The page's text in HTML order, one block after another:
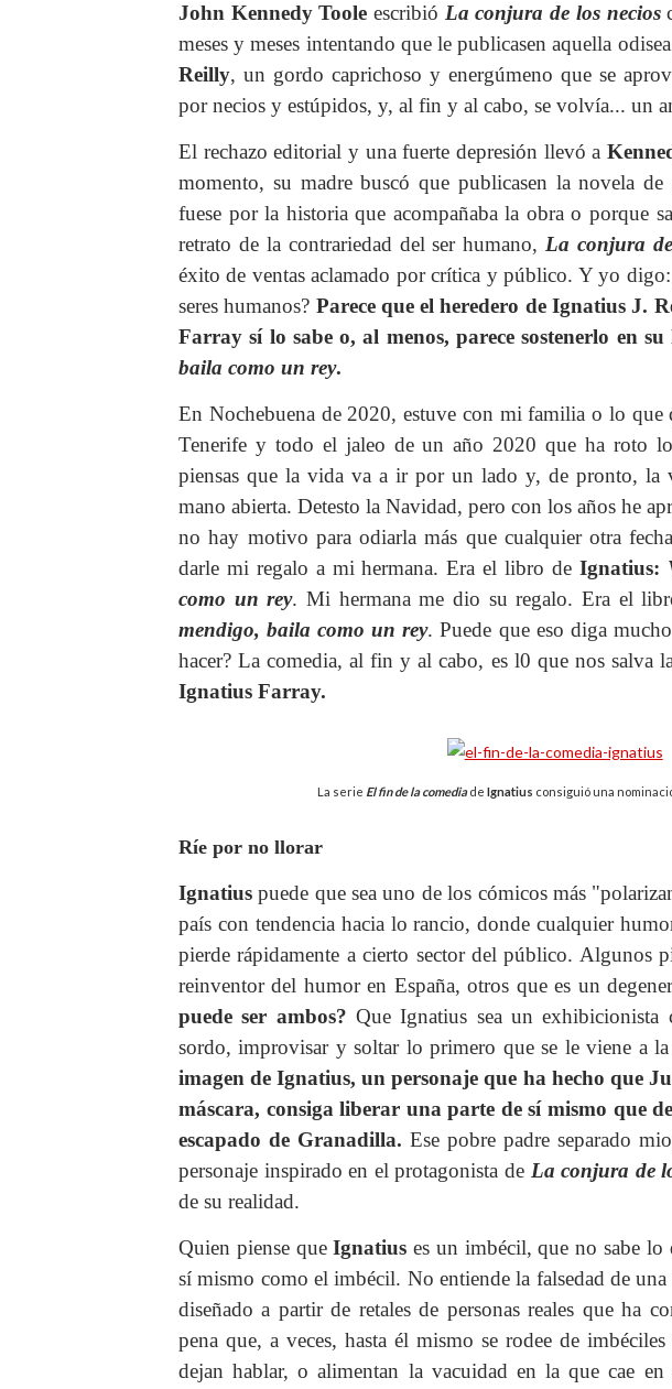
John Kennedy Toole escribió La conjura de los necios
meses y meses intentando que le publicasen aquella
Reilly, un gordo caprichoso y energúmeno que se
por necios y estúpidos, y, al fin y al cabo, se volvía... un
El rechazo editorial y una fuerte depresión llevó a
momento, su madre buscó que publicasen la novela
fuese por la historia que acompañaba la obra o porque
retrato de la contrariedad del ser humano, La conjura
éxito de ventas aclamado por crítica y público. Y yo
seres humanos? Parece que el heredero de Ignatius J.
Farray sí lo sabe o, al menos, parece sostenerlo en
baila como un rey.
En Nochebuena de 2020, estuve con mi familia o lo que
Tenerife y todo el jaleo de un año 2020 que ha roto
piensas que la vida va a ir por un lado y, de pronto, la
mano abierta. Detesto la Navidad, pero con los años he
no hay motivo para odiarla más que cualquier otra
darle mi regalo a mi hermana. Era el libro de Ignatius:
como un rey. Mi hermana me dio su regalo. Era el
mendigo, baila como un rey.Puede que eso diga
hacer? La comedia, al fin y al cabo, es l0 que nos salva
Ignatius Farray.
La serie El fin de la comediade Ignatius consiguió una
Ríe por no llorar
Ignatiuspuede que sea uno de los cómicos más
país con tendencia hacia lo rancio, donde cualquier
pierde rápidamente a cierto sector del público. Algunos
reinventor del humor en España, otros que es un
puede ser ambos? Que Ignatius sea un exhibicionista
sordo, improvisar y soltar lo primero que se le viene a la
imagen de Ignatius, un personaje que ha hecho que
máscara, consiga liberar una parte de sí mismo que
escapado de Granadilla. Ese pobre padre separado
personaje inspirado en el protagonista de La conjura de
de su realidad.
Quien piense queIgnatiuses un imbécil, que no sabe lo
sí mismo como el imbécil. No entiende la falsedad de
diseñado a partir de retales de personas reales que ha
pena que, a veces, hasta él mismo se rodee de
dejan hablar, o alimentan la vacuidad en la que cae en